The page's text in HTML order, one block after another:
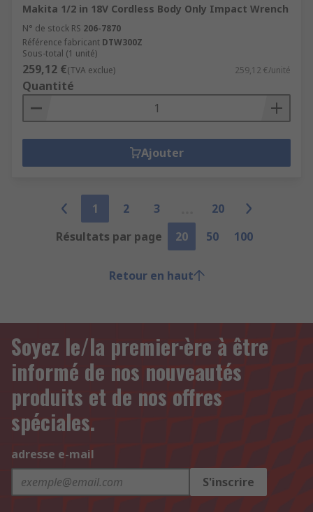
Makita 1/2 in 18V Cordless Body Only Impact Wrench
N° de stock RS 206-7870
Référence fabricant DTW300Z
Sous-total (1 unité)
259,12 €(TVA exclue) 259,12 €/unité
Quantité
Ajouter
1 2 3
20
Résultats par page
20 50 100
Retour en haut
Soyez le/la premier·ère à être
informé de nos nouveautés
produits et de nos offres
spéciales.
adresse e-mail
S'inscrire